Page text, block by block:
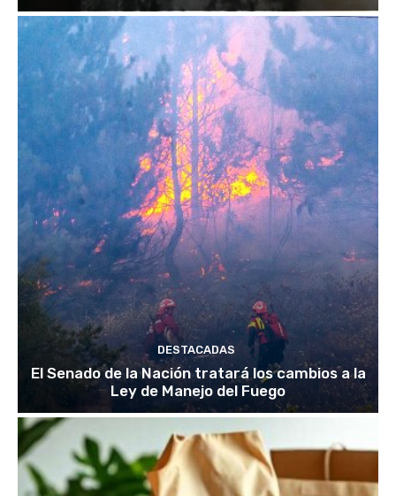
DESTACADAS
El Senado de la Nación tratará los cambios a la
Ley de Manejo del Fuego